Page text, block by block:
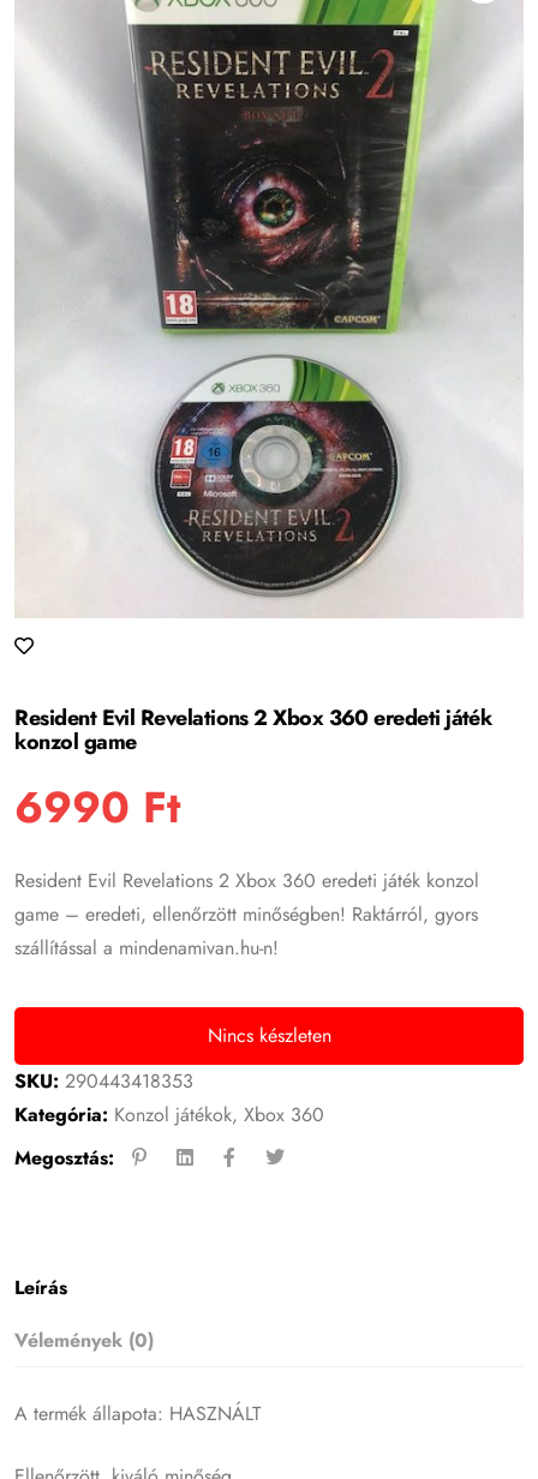
Resident Evil Revelations 2 Xbox 360 eredeti játék
konzol game
6990 Ft
Resident Evil Revelations 2 Xbox 360 eredeti játék konzol
game – eredeti, ellenőrzött minőségben! Raktárról, gyors
szállítással a mindenamivan.hu-n!
Nincs készleten
SKU:290443418353
Kategória: Konzol játékok,Xbox 360
Megosztás:
Leírás
Vélemények (0)
A termék állapota: HASZNÁLT